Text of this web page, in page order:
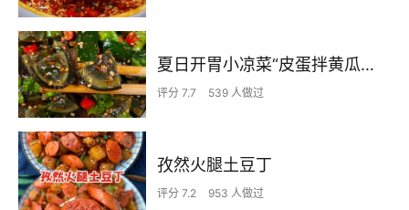
夏日开胃小凉菜“皮蛋拌黄瓜🥒”开胃减脂
评分 7.7 539 人做过
孜然火腿土豆丁
评分 7.2 953 人做过